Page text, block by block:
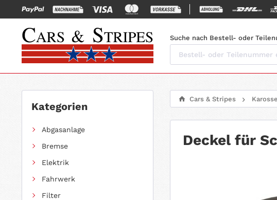
Suche nach Bestell- oder
Kategorien
Abgasanlage
Bremse
Elektrik
Fahrwerk
Filter
Cars & Stripes
Deckel für